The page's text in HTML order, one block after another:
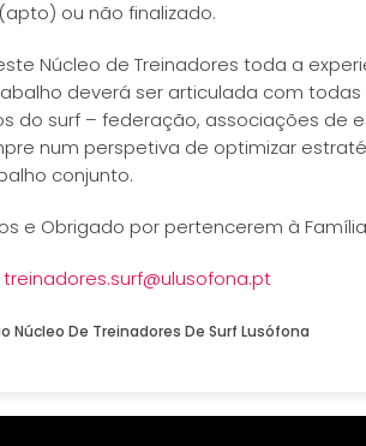
ou não finalizado.
Núcleo de Treinadores toda a
deverá ser articulada com
do surf – federação, associações de
num perspetiva de optimizar
conjunto.
e Obrigado por pertencerem à Família
treinadores.surf@ulusofona.pt
Núcleo De Treinadores De Surf Lusófona